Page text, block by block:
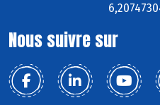
Nous suivre sur